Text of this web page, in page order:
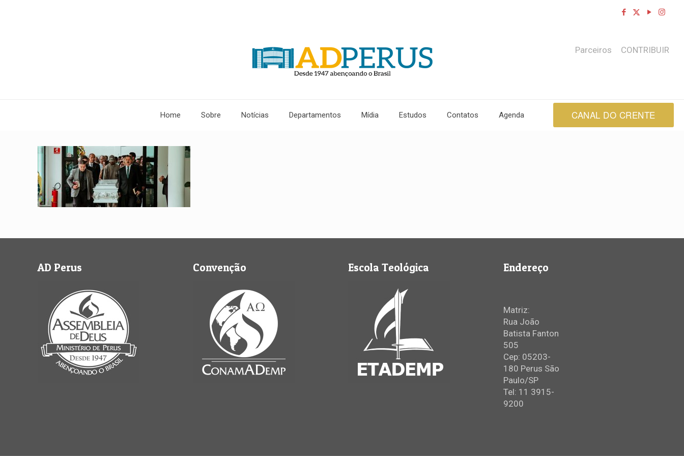
Home Sobre Notícias Departamentos Mídia Estudos Contatos Agenda
Parceiros CONTRIBUIR
CANAL DO CRENTE
AD Perus Convenção Escola Teológica Endereço
Matriz:
Rua João
Batista Fanton
505
Cep: 05203-
180 Perus São
Paulo/SP
Tel: 11 3915-
9200